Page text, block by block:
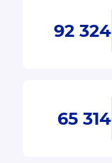
92 324
65 314